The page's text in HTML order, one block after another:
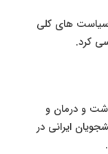
سال های 97 به بعد سیاست های کلی
کرد.
و درمان و
ایرانی در